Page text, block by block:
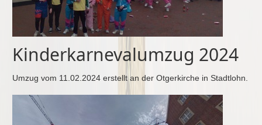
Kinderkarnevalumzug 2024
Umzug vom 11.02.2024 erstellt an der Otgerkirche in Stadtlohn.